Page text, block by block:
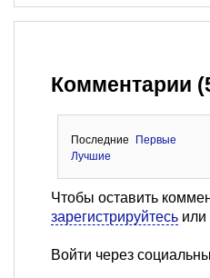
Комментарии
Последние
Первые
Лучшие
Чтобы оставить
зарегистрируйтесь или
Войти через